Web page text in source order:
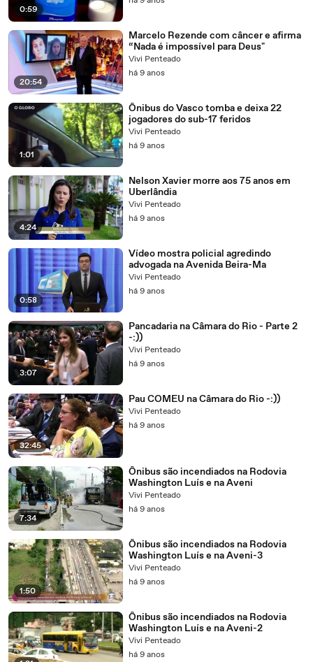
0:59
20:54
Marcelo Rezende com câncer e afirma
“Nada é impossível para Deus"
Vivi Penteado
há 9 anos
1:01
Ônibus do Vasco tomba e deixa 22
jogadores do sub-17 feridos
Vivi Penteado
há 9 anos
4:24
Nelson Xavier morre aos 75 anos em
Uberlândia
Vivi Penteado
há 9 anos
0:58
Vídeo mostra policial agredindo
advogada na Avenida Beira-Ma
Vivi Penteado
há 9 anos
3:07
Pancadaria na Câmara do Rio - Parte 2
-:))
Vivi Penteado
há 9 anos
32:45
Pau COMEU na Câmara do Rio -:))
Vivi Penteado
há 9 anos
7:34
Ônibus são incendiados na Rodovia
Washington Luís e na Aveni
Vivi Penteado
há 9 anos
1:50
Ônibus são incendiados na Rodovia
Washington Luís e na Aveni-3
Vivi Penteado
há 9 anos
Ônibus são incendiados na Rodovia
Washington Luís e na Aveni-2
Vivi Penteado
há 9 anos